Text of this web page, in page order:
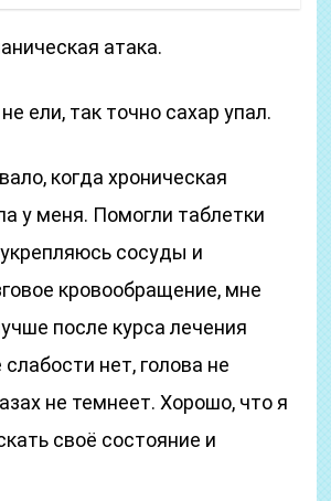
атака.
ели, так точно сахар упал.
когда хроническая
у меня. Помогли таблетки
сосуды и
кровообращение, мне
после курса лечения
нет, голова не
не темнеет. Хорошо, что я
своё состояние и